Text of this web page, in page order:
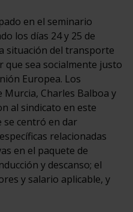
en el seminario
los días 24 y 25 de
situación del transporte
sea socialmente justo
Europea. Los
Murcia, Charles Balboa y
al sindicato en este
se centró en dar
relacionadas
en el paquete de
y descanso; el
y salario aplicable, y